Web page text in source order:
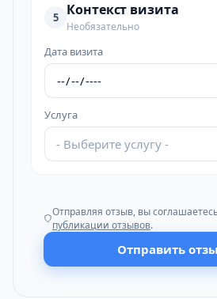
5 Контекст визита
Необязательно
Дата визита
Услуга
- Выберите услугу -
Отправляя отзыв, вы
публикации отзывов.
Отправить